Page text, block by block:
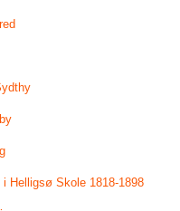
Helligsø Skole 1818-1898